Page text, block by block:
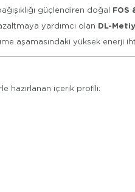
güçlendiren doğal FOS
yardımcı olan DL-
aşamasındaki yüksek enerji
hazırlanan içerik profili: